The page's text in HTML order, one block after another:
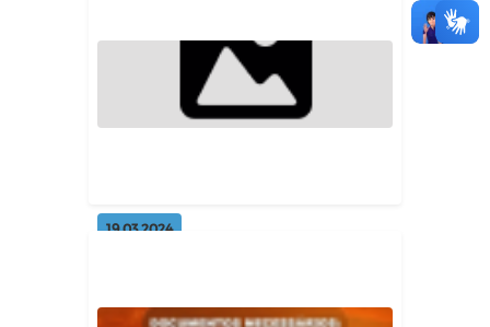
Limpeza da barragem
19.03.2024
Limpeza da barragem